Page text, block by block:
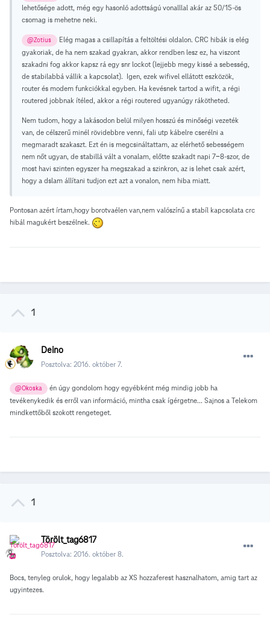
lehetősége adott, még egy hasonló adottságú vonalllal akár az 50/15-ös
csomag is mehetne neki.
@Zotius
Elég magas a csillapítás a feltöltési oldalon. CRC hibák is elég
gyakoriak, de ha nem szakad gyakran, akkor rendben lesz ez, ha viszont
szakadni fog akkor kapsz rá egy snr lockot (lejjebb megy kissé a sebesség,
de stabilabbá vállik a kapcsolat). Igen, ezek wifivel ellátott eszközök,
router és modem funkciókkal egyben. Ha kevésnek tartod a wifit, a régi
routered jobbnak ítéled, akkor a régi routered ugyanúgy rákötheted.
Nem tudom, hogy a lakásodon belül milyen hosszú és minőségi vezeték
van, de célszerű minél rövidebbre venni, fali utp kábelre cserélni a
megmaradt szakaszt. Ezt én is megcsináltattam, az elérhető sebességem
nem nőt ugyan, de stabillá vált a vonalam, előtte szakadt napi 7-8-szor, de
most havi szinten egyszer ha megszakad a szinkron, az is lehet csak azért,
hogy a dslam állítani tudjon ezt azt a vonalon, nem hiba miatt.
Pontosan azért írtam,hogy borotvaélen van,nem valószínű a stabíl kapcsolata crc
hibál magukért beszélnek.
1
Deino
Posztolva: 2016. október 7.
@Okoska
én úgy gondolom hogy egyébként még mindig jobb ha
tevékenykedik és erről van információ, mintha csak ígérgetne... Sajnos a Telekom
mindkettőből szokott rengeteget.
1
Törölt_tag6817
Posztolva: 2016. október 8.
Bocs, tenyleg orulok, hogy legalabb az XS hozzaferest hasznalhatom, amig tart az
ugyintezes.